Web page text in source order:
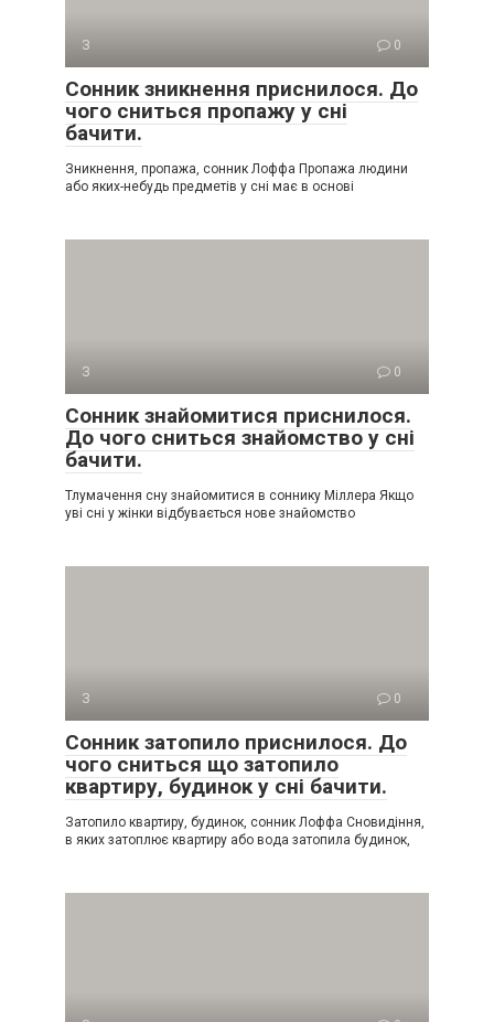
З 0
Сонник зникнення приснилося. До
чого сниться пропажу у сні
бачити.
Зникнення, пропажа, сонник Лоффа Пропажа людини
або яких-небудь предметів у сні має в основі
З 0
Сонник знайомитися приснилося.
До чого сниться знайомство у сні
бачити.
Тлумачення сну знайомитися в соннику Міллера Якщо
уві сні у жінки відбувається нове знайомство
З 0
Сонник затопило приснилося. До
чого сниться що затопило
квартиру, будинок у сні бачити.
Затопило квартиру, будинок, сонник Лоффа Сновидіння,
в яких затоплює квартиру або вода затопила будинок,